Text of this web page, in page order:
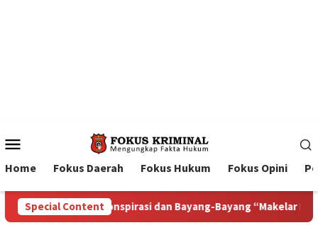
Menu
Home Fokus Daerah Fokus Hukum Fokus Opini
Special Content
“Makelar Berkelas” di Tengah Proyek Blok Masela